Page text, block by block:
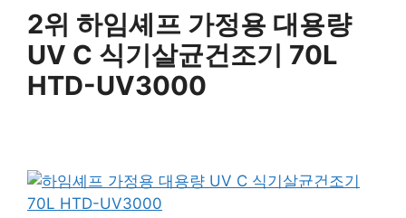
2위 하임셰프 가정용 대용량
UV C 식기살균건조기 70L
HTD-UV3000